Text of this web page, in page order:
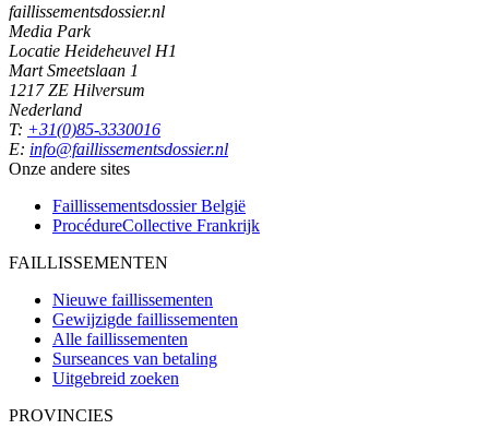
faillissementsdossier.nl
Media Park
Locatie Heideheuvel H1
Mart Smeetslaan 1
1217 ZE Hilversum
Nederland
T: +31(0)85-3330016
E: info@faillissementsdossier.nl
Onze andere sites
Faillissementsdossier België
ProcédureCollective Frankrijk
FAILLISSEMENTEN
Nieuwe faillissementen
Gewijzigde faillissementen
Alle faillissementen
Surseances van betaling
Uitgebreid zoeken
PROVINCIES